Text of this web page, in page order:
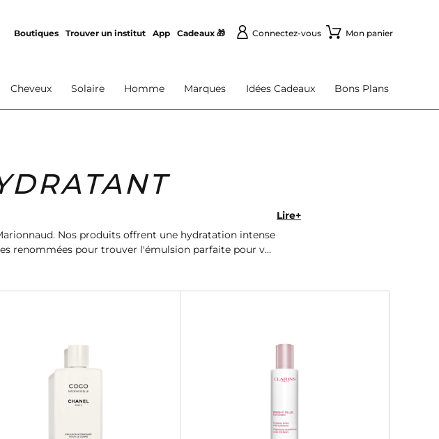
Boutiques Trouver un institut App Cadeaux 🎁 Connectez-vous Mon panier
Cheveux Solaire Homme Marques Idées Cadeaux Bons Plans
Nos produits offrent une hydratation intense
renommées pour trouver l'émulsion parfaite pour vos
Lire+